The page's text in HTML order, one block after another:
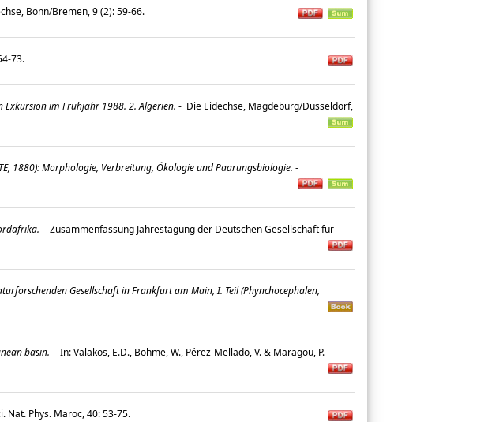
Bonn/Bremen, 9 (2): 59-66.
73.
im Frühjahr 1988. 2. Algerien. - Die Eidechse, Magdeburg/Düsseldorf,
1880): Morphologie, Verbreitung, Ökologie und Paarungsbiologie. -
- Zusammenfassung Jahrestagung der Deutschen Gesellschaft für
Gesellschaft in Frankfurt am Main, I. Teil (Phynchocephalen,
basin. - In: Valakos, E.D., Böhme, W., Pérez-Mellado, V. & Maragou, P.
Nat. Phys. Maroc, 40: 53-75.